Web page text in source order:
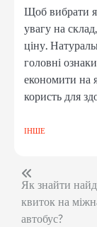
Щоб вибрати
увагу на
ціну.
головні
економити на
користь для
ІНШЕ
Навігація
записів
Як знайти
квиток на
автобус?